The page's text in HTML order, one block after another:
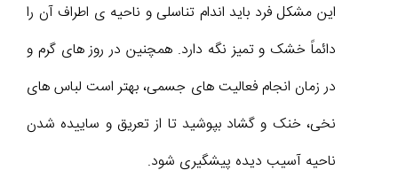
این مشکل فرد باید اندام تناسلی و ناحیه ی اطراف آن را
دائماً خشک و تمیز نگه دارد. همچنین در روز های گرم و
در زمان انجام فعالیت های جسمی، بهتر است لباس های
نخی، خنک و گشاد بپوشید تا از تعریق و ساییده شدن
ناحیه آسیب دیده پیشگیری شود.